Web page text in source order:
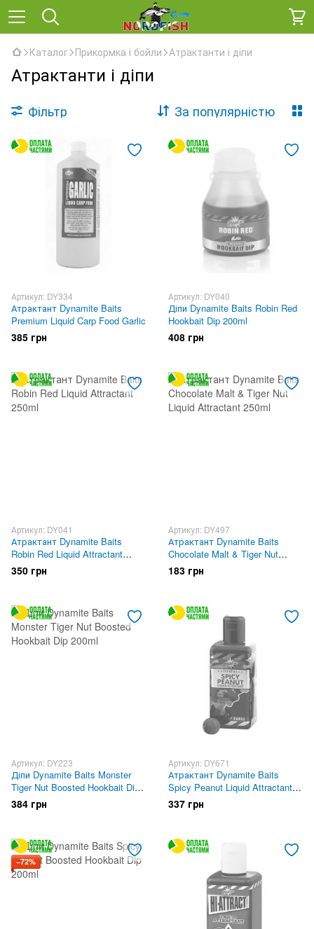
Каталог Прикормка і бойли Атрактанти і діпи
Атрактанти і діпи
Фільтр За популярністю
Артикул: DY334
Атрактант Dynamite Baits
Premium Liquid Carp Food Garlic
385 грн
Артикул: DY040
Діпи Dynamite Baits Robin Red
Hookbait Dip 200ml
408 грн
Артикул: DY041
Атрактант Dynamite Baits
Robin Red Liquid Attractant
250ml
350 грн
Артикул: DY497
Атрактант Dynamite Baits
Chocolate Malt & Tiger Nut
Liquid Attractant 250ml
183 грн
Артикул: DY223
Діпи Dynamite Baits Monster
Tiger Nut Boosted Hookbait Dip
200ml
384 грн
Артикул: DY671
Атрактант Dynamite Baits
Spicy Peanut Liquid Attractant
250ml
337 грн
−72%